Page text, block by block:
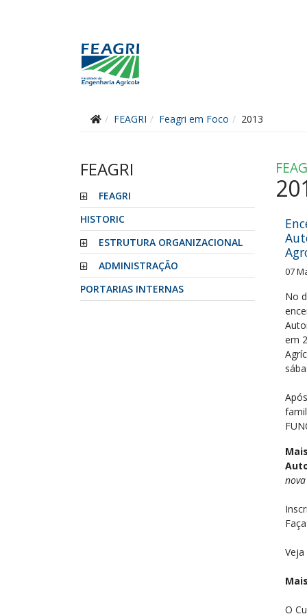
FEAGRI Feagri em Foco 2013
FEAGRI
FEAGRI
HISTORIC
ESTRUTURA ORGANIZACIONAL
ADMINISTRAÇÃO
PORTARIAS INTERNAS
07
No
em
O